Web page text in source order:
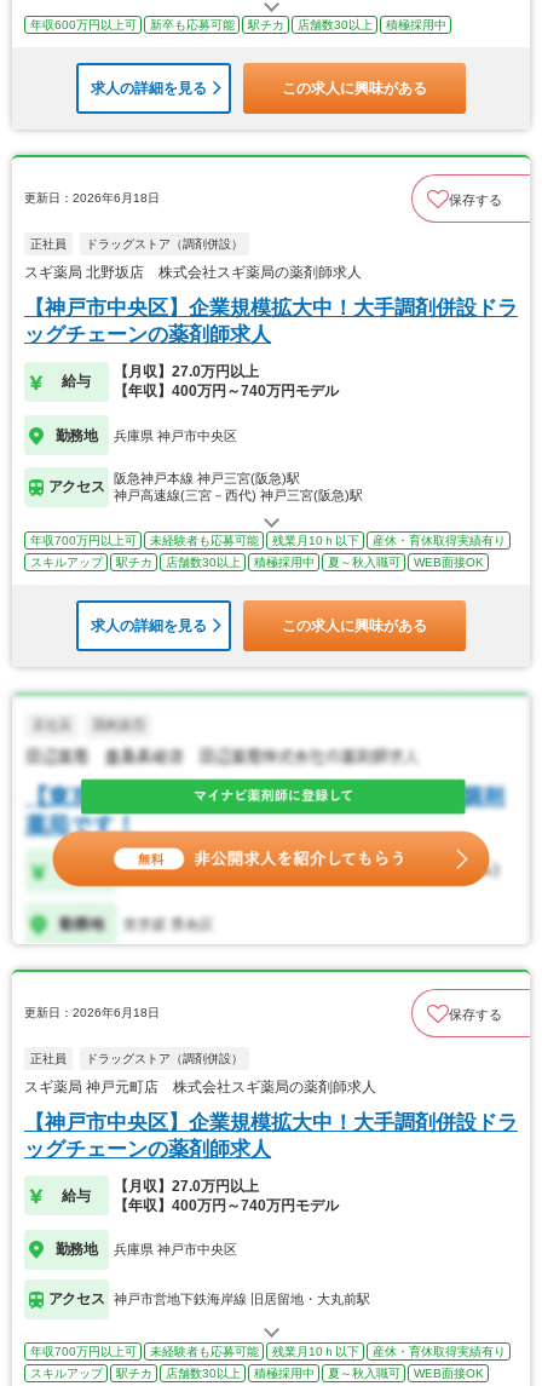
年収600万円以上可 新卒も応募可能 駅チカ 店舗数30以上 積極採用中
求人の詳細を見る この求人に興味がある
更新日：2026年6月18日 保存する
正社員 ドラッグストア（調剤併設）
スギ薬局 北野坂店 株式会社スギ薬局の薬剤師求人
【神戸市中央区】企業規模拡大中！大手調剤併設ドラ
ッグチェーンの薬剤師求人
給与
【月収】27.0万円以上
【年収】400万円～740万円モデル
勤務地 兵庫県 神戸市中央区
アクセス
阪急神戸本線 神戸三宮(阪急)駅
神戸高速線(三宮－西代) 神戸三宮(阪急)駅
年収700万円以上可 未経験者も応募可能 残業月10ｈ以下
産休・育休取得実績有り
スキルアップ
駅チカ 店舗数30以上 積極採用中 夏～秋入職可 WEB面接OK
求人の詳細を見る この求人に興味がある
更新日：2026年6月18日 保存する
正社員 ドラッグストア（調剤併設）
スギ薬局 神戸元町店 株式会社スギ薬局の薬剤師求人
【神戸市中央区】企業規模拡大中！大手調剤併設ドラ
ッグチェーンの薬剤師求人
給与
【月収】27.0万円以上
【年収】400万円～740万円モデル
勤務地 兵庫県 神戸市中央区
アクセス 神戸市営地下鉄海岸線 旧居留地・大丸前駅
年収700万円以上可 未経験者も応募可能 残業月10ｈ以下
産休・育休取得実績有り
スキルアップ
駅チカ 店舗数30以上 積極採用中 夏～秋入職可 WEB面接OK